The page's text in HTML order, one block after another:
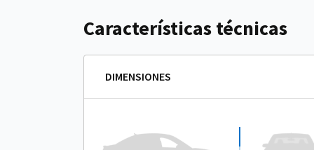
Características técnicas
DIMENSIONES